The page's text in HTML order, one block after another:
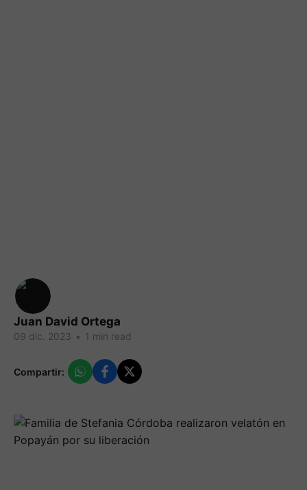
Juan David Ortega
09 dic. 2023 • 1 min read
Compartir: